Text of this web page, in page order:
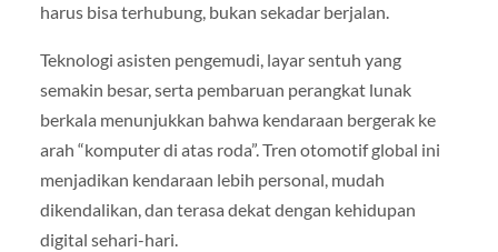
harus bisa terhubung, bukan sekadar berjalan.
Teknologi asisten pengemudi, layar sentuh yang
semakin besar, serta pembaruan perangkat lunak
berkala menunjukkan bahwa kendaraan bergerak ke
arah “komputer di atas roda”. Tren otomotif global ini
menjadikan kendaraan lebih personal, mudah
dikendalikan, dan terasa dekat dengan kehidupan
digital sehari-hari.